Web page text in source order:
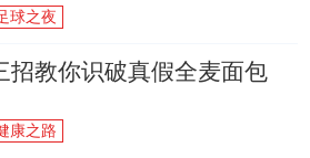
球之夜
招教你识破真假全麦面包
康之路